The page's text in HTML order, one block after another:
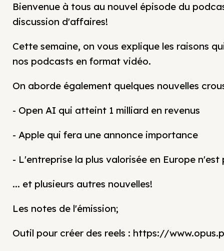
Bienvenue à tous au nouvel épisode du
discussion d'affaires!
Cette semaine, on vous explique les raisons
nos podcasts en format vidéo.
On aborde également quelques nouvelles
- Open AI qui atteint 1 milliard en revenus
- Apple qui fera une annonce importance
- L'entreprise la plus valorisée en Europe n'est
... et plusieurs autres nouvelles!
Les notes de l'émission;
Outil pour créer des reels : https://